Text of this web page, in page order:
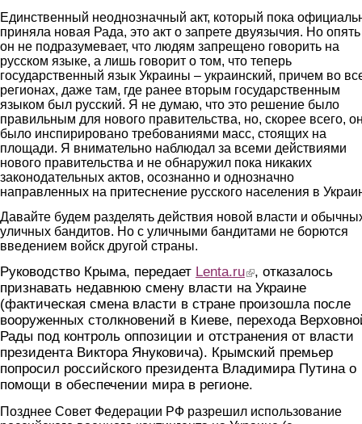
Единственный неоднозначный акт, который пока
приняла новая Рада, это акт о запрете двуязычия. Но
он не подразумевает, что людям запрещено говорить на
русском языке, а лишь говорит о том, что теперь
государственный язык Украины – украинский, причем во
регионах, даже там, где ранее вторым государственным
языком был русский. Я не думаю, что это решение было
правильным для нового правительства, но, скорее всего,
было инспирировано требованиями масс, стоящих на
площади. Я внимательно наблюдал за всеми действиями
нового правительства и не обнаружил пока никаких
законодательных актов, осознанно и однозначно
направленных на притеснение русского населения в
Давайте будем разделять действия новой власти и
уличных бандитов. Но с уличными бандитами не борются
введением войск другой страны.
Руководство Крыма, передает Lenta.ru(link is external)
, отказалось
признавать недавнюю смену власти на Украине
(фактическая смена власти в стране произошла после
вооруженных столкновений в Киеве, перехода
Рады под контроль оппозиции и отстранения от власти
президента Виктора Януковича). Крымский премьер
попросил российского президента Владимира Путина о
помощи в обеспечении мира в регионе.
Позднее Совет Федерации РФ разрешил использование